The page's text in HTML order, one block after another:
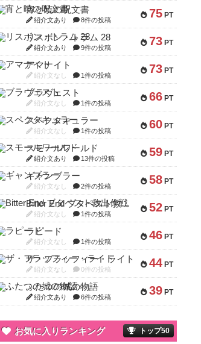
75 PT
宵と暁の呪文書
紹介文あり 8件の投稿
73 PT
リスボン・トラム 28
紹介文あり 9件の投稿
73 PT
アマナイト
紹介文なし 1件の投稿
66 PT
ブラヴェスト
紹介文なし 1件の投稿
60 PT
スペクタキュラー
紹介文なし 1件の投稿
59 PT
スモールワールド
紹介文あり 13件の投稿
58 PT
ギャンブラー
紹介文なし 2件の投稿
52 PT
Bitter End ブタペスト救出作戦
紹介文なし 1件の投稿
46 PT
ラピード
紹介文なし 1件の投稿
44 PT
ザ・フラッフィー・ライト
紹介文なし 0件の投稿
39 PT
ふたつの城の物語
紹介文あり 6件の投稿
お気に入りランキング トップ50